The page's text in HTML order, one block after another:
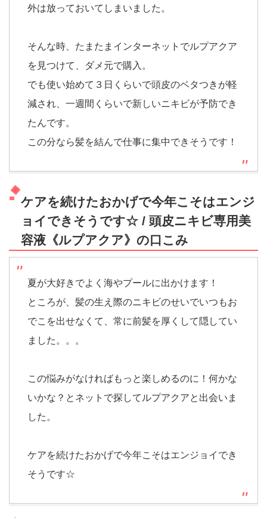
外は放っておいてしまいました。
そんな時、たまたまインターネットでルプアクア
を見つけて、ダメ元で購入。
でも使い始めて３日くらいで頭皮のベタつきが軽
減され、一週間くらいで新しいニキビが予防でき
たんです。
この分なら髪を結んで仕事に集中できそうです！
ケアを続けたおかげで今年こそはエンジ
ョイできそうです☆ / 頭皮ニキビ専用美
容液《ルプアクア》の口こみ
夏が大好きでよく海やプールに出かけます！
ところが、髪の生え際のニキビのせいでいつもお
でこを出せなくて、常に前髪を厚くして隠してい
ました。。。
この悩みがなければもっと楽しめるのに！何かな
いかな？とネットで探してルプアクアと出会いま
した。
ケアを続けたおかげで今年こそはエンジョイでき
そうです☆